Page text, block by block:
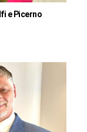
e Picerno